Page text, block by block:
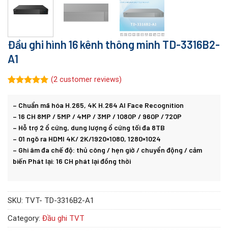
Đầu ghi hình 16 kênh thông minh TD-3316B2-
A1
out of 5
based on
customer
ratings
(2customer reviews)
– Chuẩn mã hóa H.265, 4K H.264 AI Face Recognition
– 16 CH 8MP / 5MP / 4MP / 3MP / 1080P / 960P / 720P
– Hỗ trợ 2 ổ cứng, dung lượng ổ cứng tối đa 8TB
– 01 ngõ ra HDMI 4K/ 2K/1920×1080, 1280×1024
– Ghi âm đa chế độ: thủ công / hẹn giờ / chuyển động / cảm
biến Phát lại: 16 CH phát lại đồng thời
SKU: TVT- TD-3316B2-A1
Category: Đầu ghi TVT